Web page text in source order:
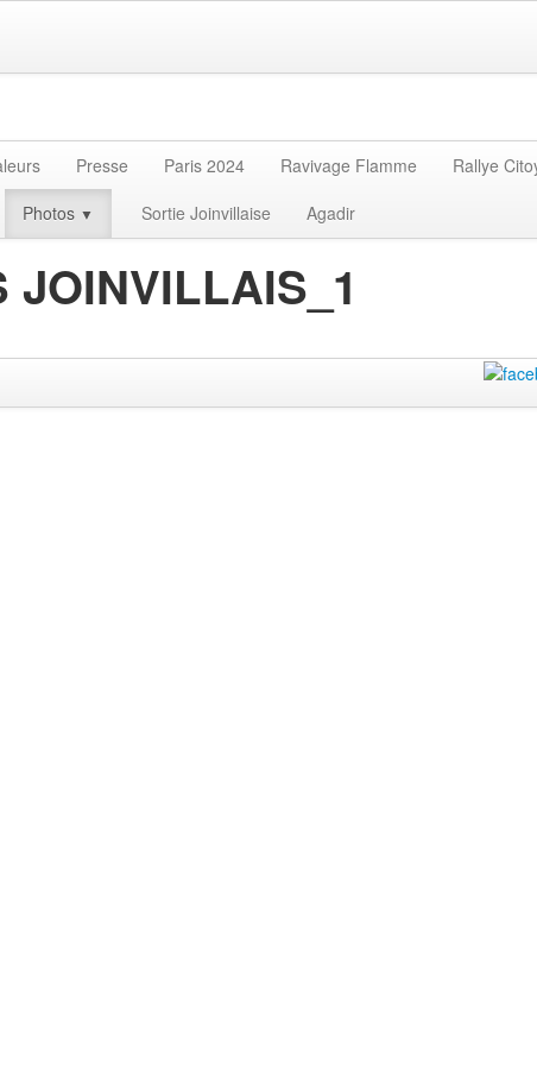
Presse Paris 2024 Ravivage Flamme Rallye
Photos ▼ Sortie Joinvillaise Agadir
JOINVILLAIS_1